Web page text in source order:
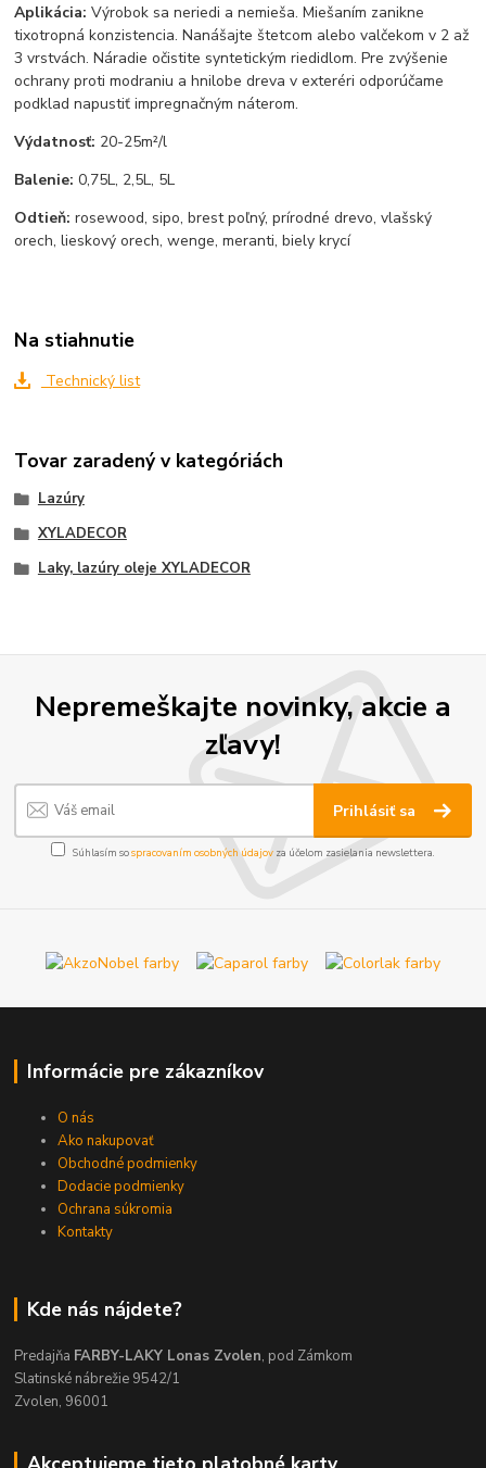
Aplikácia: Výrobok sa neriedi a nemieša. Miešaním zanikne
tixotropná konzistencia. Nanášajte štetcom alebo valčekom v 2 až
3 vrstvách. Náradie očistite syntetickým riedidlom. Pre zvýšenie
ochrany proti modraniu a hnilobe dreva v exteréri odporúčame
podklad napustiť impregnačným náterom.
Výdatnosť: 20-25m²/l
Balenie:0,75L, 2,5L, 5L
Odtieň:rosewood, sipo, brest poľný, prírodné drevo, vlašský
orech, lieskový orech, wenge, meranti, biely krycí
Na stiahnutie
Technický list
Tovar zaradený v kategóriách
Lazúry
XYLADECOR
Laky, lazúry oleje XYLADECOR
Nepremeškajte novinky, akcie a
zľavy!
Prihlásiť sa
Súhlasím sospracovaním osobných údajov za účelom zasielania newslettera.
Informácie pre zákazníkov
O nás
Ako nakupovať
Obchodné podmienky
Dodacie podmienky
Ochrana súkromia
Kontakty
Kde nás nájdete?
Predajňa FARBY-LAKY Lonas Zvolen, pod Zámkom
Slatinské nábrežie 9542/1
Zvolen, 96001